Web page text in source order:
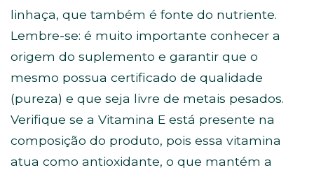
linhaça, que também é fonte do nutriente.
Lembre-se: é muito importante conhecer a
origem do suplemento e garantir que o
mesmo possua certificado de qualidade
(pureza) e que seja livre de metais pesados.
Verifique se a Vitamina E está presente na
composição do produto, pois essa vitamina
atua como antioxidante, o que mantém a